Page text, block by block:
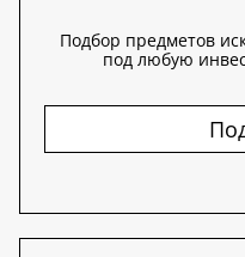
Подбор предметов
под любую